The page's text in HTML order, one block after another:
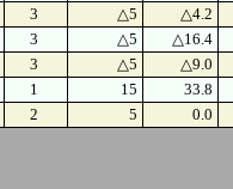
3 △5
△4.2
3 △5
△16.4
3 △5
△9.0
1 15
33.8
2 5 0.0